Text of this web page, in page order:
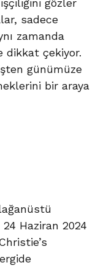
gözler
sadece
zamanda
dikkat çekiyor.
günümüze
bir araya
Haziran 2024